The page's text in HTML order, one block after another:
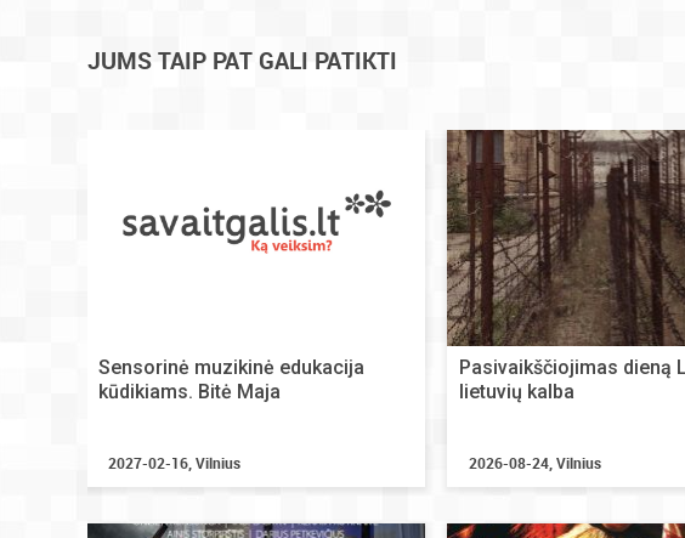
JUMS TAIP PAT GALI PATIKTI
Sensorinė muzikinė edukacija
kūdikiams. Bitė Maja
2027-02-16, Vilnius
Pasivaikščiojimas dieną
lietuvių kalba
2026-08-24, Vilnius